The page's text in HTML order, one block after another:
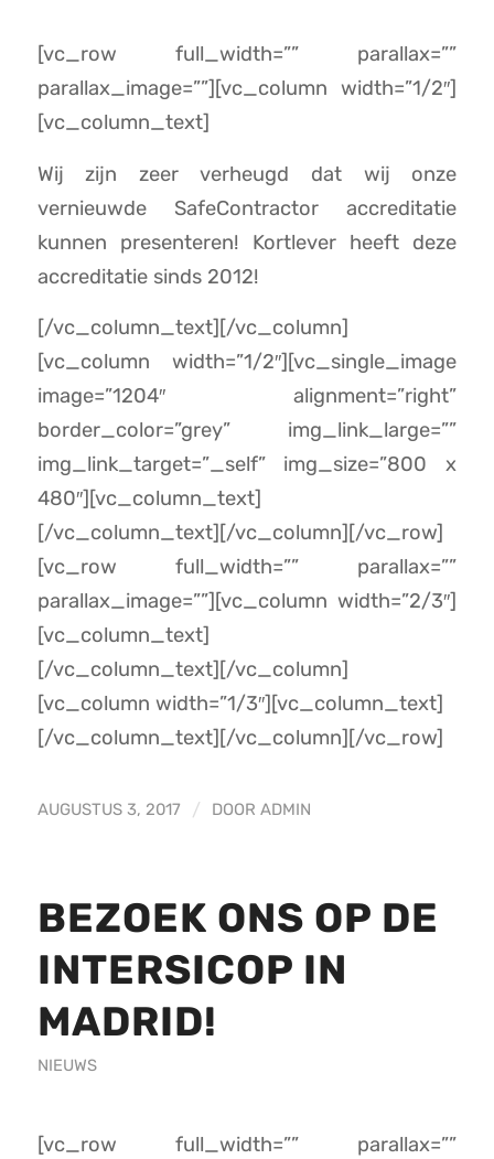
[vc_row full_width=”” parallax=””
parallax_image=””][vc_column width=”1/2″]
[vc_column_text]
Wij zijn zeer verheugd dat wij onze
vernieuwde SafeContractor accreditatie
kunnen presenteren! Kortlever heeft deze
accreditatie sinds 2012!
[/vc_column_text][/vc_column]
[vc_column width=”1/2″][vc_single_image
image=”1204″ alignment=”right”
border_color=”grey” img_link_large=””
img_link_target=”_self” img_size=”800 x
480″][vc_column_text]
[/vc_column_text][/vc_column][/vc_row]
[vc_row full_width=”” parallax=””
parallax_image=””][vc_column width=”2/3″]
[vc_column_text]
[/vc_column_text][/vc_column]
[vc_column width=”1/3″][vc_column_text]
[/vc_column_text][/vc_column][/vc_row]
AUGUSTUS 3, 2017 / DOOR ADMIN
BEZOEK ONS OP DE
INTERSICOP IN
MADRID!
NIEUWS
[vc_row full_width=”” parallax=””